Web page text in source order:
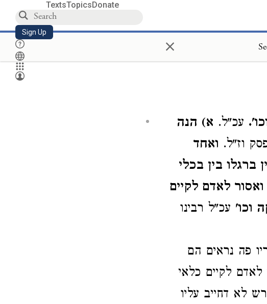
TextsTopicsDonate
Sign Up ×
עכ"ל. א) הנה
וז"ל. ואחד
ברגלו בין בכלי
ואסור לאדם לקיים
וכו' עכ"ל רבינו
פה נראים הם
לקיים כלאי
לא דחייב עליו